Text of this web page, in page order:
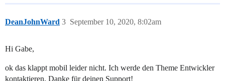
DeanJohnWard September 10, 2020, 8:02am
3
Hi Gabe,
ok das klappt mobil leider nicht. Ich werde den Theme Entwickler
kontaktieren. Danke für deinen Support!